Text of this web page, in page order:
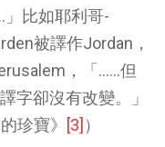
比如耶利哥-
被譯作Jordan，
，「……但
字卻沒有改變。」
珍寶》
[3] ）